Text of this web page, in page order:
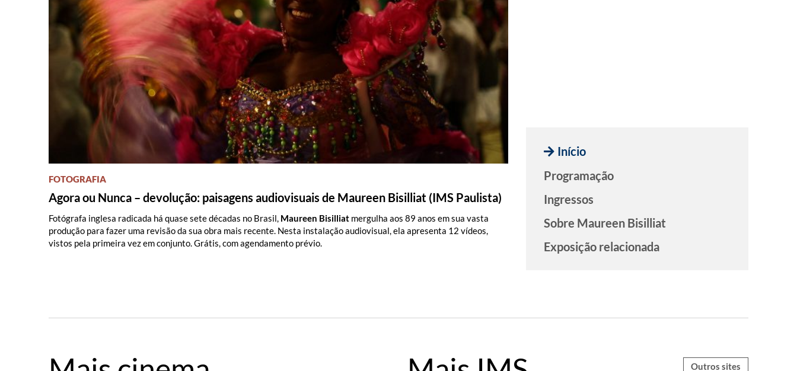
FOTOGRAFIA
Agora ou Nunca – devolução: paisagens audiovisuais de Maureen Bisilliat (IMS Paulista)
Fotógrafa inglesa radicada há quase sete décadas no Brasil, Maureen Bisilliat mergulha aos 89 anos em sua vasta
produção para fazer uma revisão da sua obra mais recente. Nesta instalação audiovisual, ela apresenta 12 vídeos,
vistos pela primeira vez em conjunto. Grátis, com agendamento prévio.
Início
Programação
Ingressos
Sobre Maureen Bisilliat
Exposição relacionada
Outros sites